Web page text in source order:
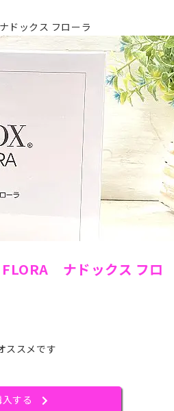
ドックス フローラ
FLORA ナドックス フロ
ススメです
入する